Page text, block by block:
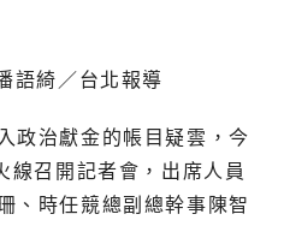
語綺／台北報導
政治獻金的帳目疑雲，今
線召開記者會，出席人員
、時任競總副總幹事陳智